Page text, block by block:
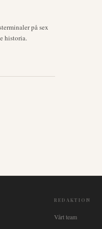
på sex
historia.
REDAKTION
Vårt team